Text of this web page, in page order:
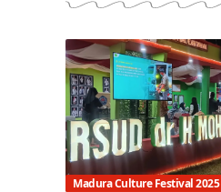
Madura Culture Festival 2025